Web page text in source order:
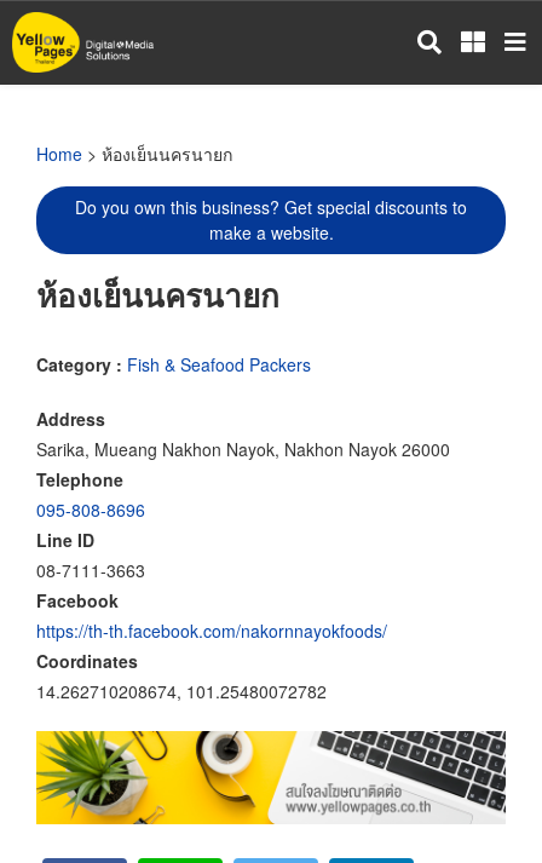
Skip
to
main
Home > ห้องเย็นนครนายก
Do you own this business? Get special discounts to
make a website.
ห้องเย็นนครนายก
Category : Fish & Seafood Packers
Address
Sarika, Mueang Nakhon Nayok, Nakhon Nayok 26000
Telephone
095-808-8696
Line ID
08-7111-3663
Facebook
https://th-th.facebook.com/nakornnayokfoods/
Coordinates
14.262710208674, 101.25480072782